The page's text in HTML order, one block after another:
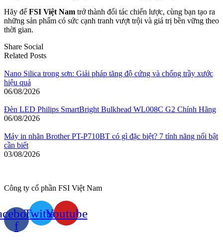
Hãy để FSI Việt Nam trở thành đối tác chiến lược, cùng bạn tạo ra
những sản phẩm có sức cạnh tranh vượt trội và giá trị bền vững theo
thời gian.
Share Social
Related Posts
Nano Silica trong sơn: Giải pháp tăng độ cứng và chống trầy xước
hiệu quả
06/08/2026
Đèn LED Philips SmartBright Bulkhead WL008C G2 Chính Hãng
06/08/2026
Máy in nhãn Brother PT-P710BT có gì đặc biệt? 7 tính năng nổi bật
cần biết
03/08/2026
Công ty cổ phần FSI Việt Nam
f
TwitterYoutube